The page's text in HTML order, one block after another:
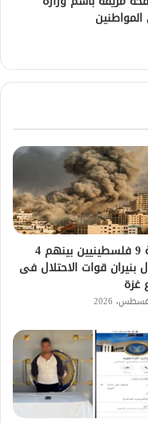
إصابة 9 فلسطينيين بينهم 4
بنيران قوات الاحتلال فى
غزة